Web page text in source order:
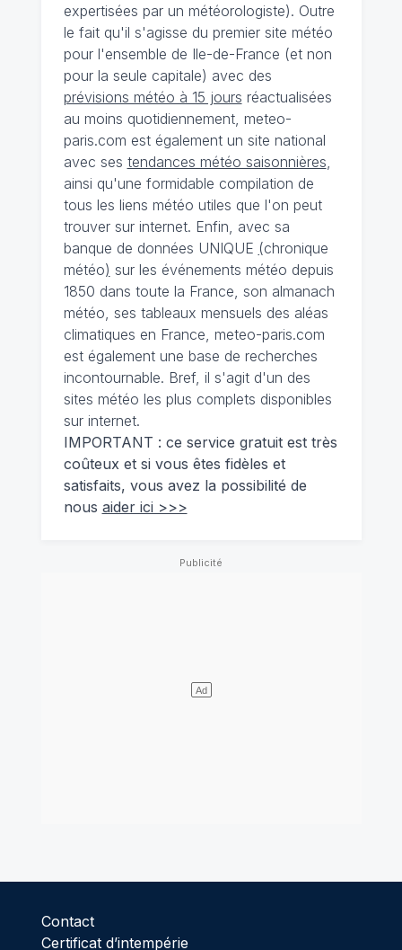
expertisées par un météorologiste). Outre
le fait qu'il s'agisse du premier site météo
pour l'ensemble de Ile-de-France (et non
pour la seule capitale) avec des
prévisions météo à 15 jours réactualisées
au moins quotidiennement, meteo-
paris.com est également un site national
avec ses tendances météo saisonnières,
ainsi qu'une formidable compilation de
tous les liens météo utiles que l'on peut
trouver sur internet. Enfin, avec sa
banque de données UNIQUE (chronique
météo) sur les événements météo depuis
1850 dans toute la France, son almanach
météo, ses tableaux mensuels des aléas
climatiques en France, meteo-paris.com
est également une base de recherches
incontournable. Bref, il s'agit d'un des
sites météo les plus complets disponibles
sur internet.
IMPORTANT : ce service gratuit est très
coûteux et si vous êtes fidèles et
satisfaits, vous avez la possibilité de
nous aider ici >>>
Contact
Certificat d’intempérie